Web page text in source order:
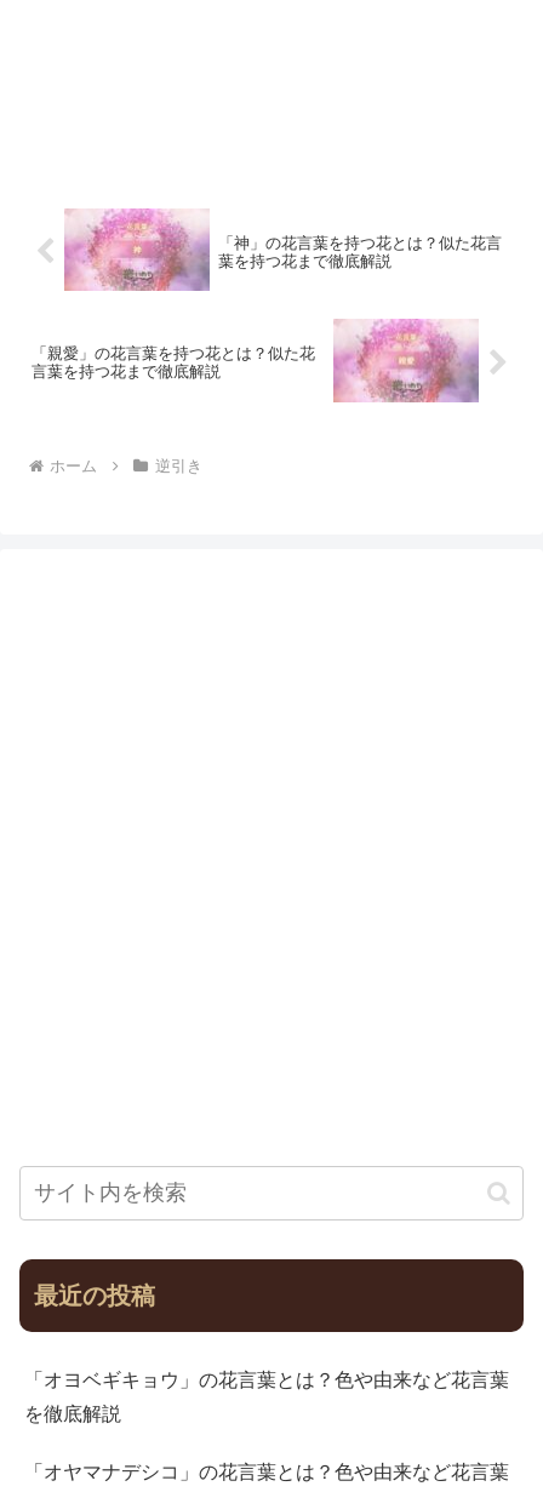
「神」の花言葉を持つ花とは？似た花言
葉を持つ花まで徹底解説
「親愛」の花言葉を持つ花とは？似た花
言葉を持つ花まで徹底解説
ホーム 逆引き
最近の投稿
「オヨベギキョウ」の花言葉とは？色や由来など花言葉
を徹底解説
「オヤマナデシコ」の花言葉とは？色や由来など花言葉